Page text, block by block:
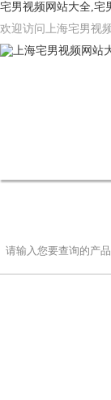
宅男视频网站大全,宅
欢迎访问上海宅男视